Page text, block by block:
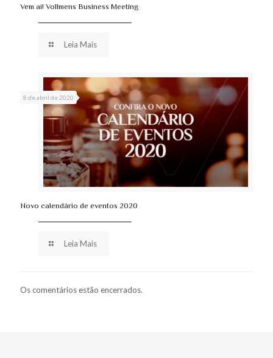
Vem aí! Vollmens Business Meeting
Leia Mais
8 de abril de 2020
Novo calendário de eventos 2020
Leia Mais
Os comentários estão encerrados.